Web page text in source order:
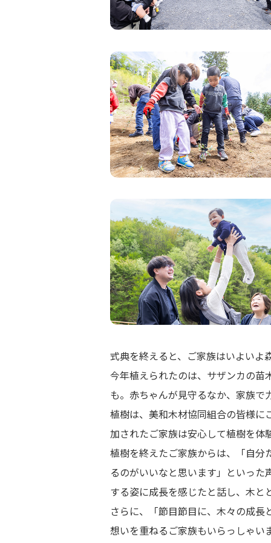
式典を終えると、ご家族はいよいよ
今年植えられたのは、サザンカの苗
も。赤ちゃんが見守るなか、家族
植樹は、美和木材協同組合の皆様に
加されたご家族は安心して植樹を体
植樹を終えたご家族からは、「自
るのがいいなと思います」といっ
する姿に成長を感じたと話し、木
さらに、「節目節目に、木々の成
想いを重ねるご家族もいらっしゃい